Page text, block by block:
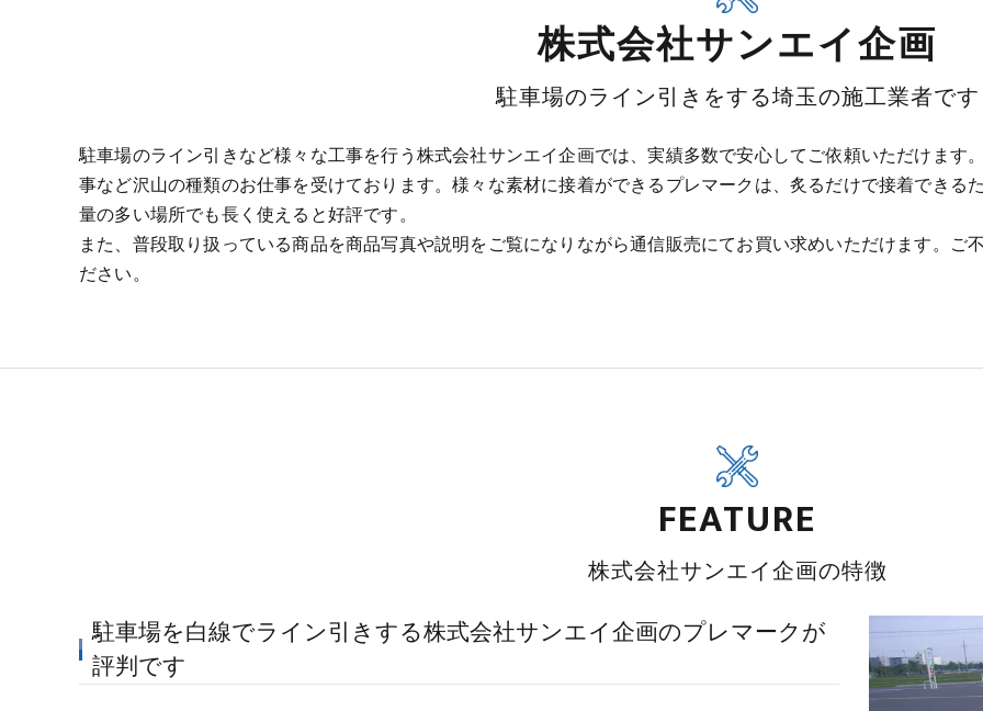
駐車場のライン引きをする埼玉の施工業者です
株式会社サンエイ企画
駐車場のライン引きなど様々な工事を行う株式会社サンエイ企画では、実績多数で安心してご依頼いただけます
事など沢山の種類のお仕事を受けております。様々な素材に接着ができるプレマークは、炙るだけで接着できる
量の多い場所でも長く使えると好評です。
また、普段取り扱っている商品を商品写真や説明をご覧になりながら通信販売にてお買い求めいただけます。
ださい。
株式会社サンエイ企画の特徴
FEATURE
駐車場を白線でライン引きする株式会社サンエイ企画のプレマークが
評判です